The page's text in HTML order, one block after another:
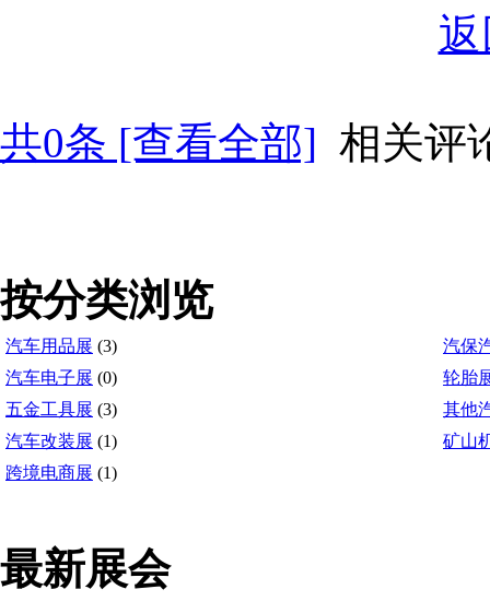
共0条 [查看全部] 相关评
按分类浏览
汽车用品展 (3)
汽保
汽车电子展 (0)
轮胎
五金工具展 (3)
其他
汽车改装展 (1)
矿山
跨境电商展 (1)
最新展会